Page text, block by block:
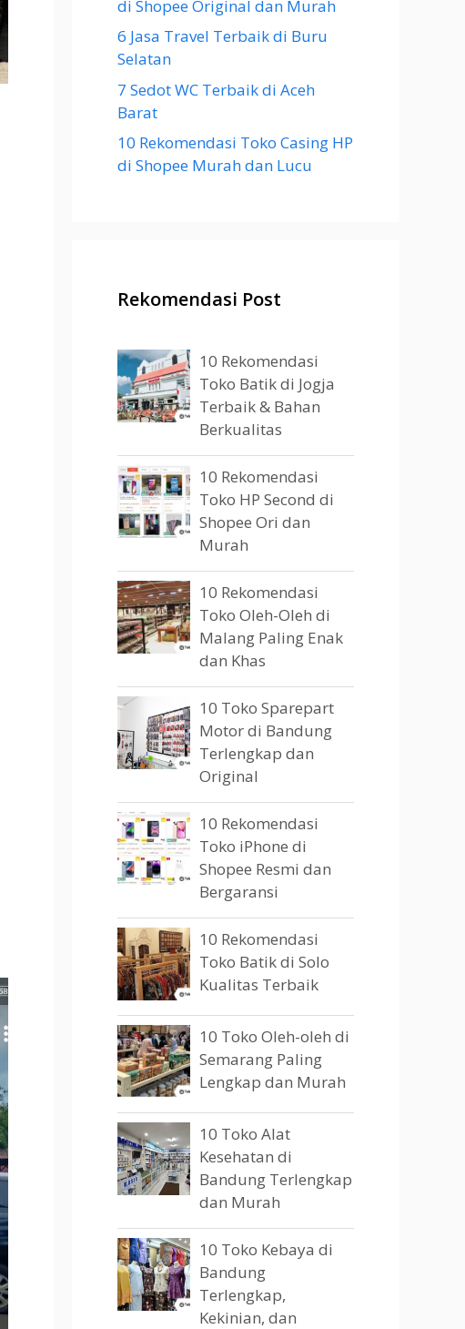
di Shopee Original dan Murah
6 Jasa Travel Terbaik di Buru
Selatan
7 Sedot WC Terbaik di Aceh
Barat
10 Rekomendasi Toko Casing HP
di Shopee Murah dan Lucu
Rekomendasi Post
10 Rekomendasi
Toko Batik di Jogja
Terbaik & Bahan
Berkualitas
10 Rekomendasi
Toko HP Second di
Shopee Ori dan
Murah
10 Rekomendasi
Toko Oleh-Oleh di
Malang Paling Enak
dan Khas
10 Toko Sparepart
Motor di Bandung
Terlengkap dan
Original
10 Rekomendasi
Toko iPhone di
Shopee Resmi dan
Bergaransi
10 Rekomendasi
Toko Batik di Solo
Kualitas Terbaik
10 Toko Oleh-oleh di
Semarang Paling
Lengkap dan Murah
10 Toko Alat
Kesehatan di
Bandung Terlengkap
dan Murah
10 Toko Kebaya di
Bandung
Terlengkap,
Kekinian, dan